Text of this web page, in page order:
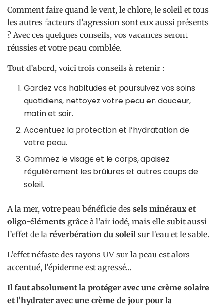
Comment faire quand le vent, le chlore, le soleil et tous
les autres facteurs d’agression sont eux aussi présents
? Avec ces quelques conseils, vos vacances seront
réussies et votre peau comblée.
Tout d’abord, voici trois conseils à retenir :
Gardez vos habitudes et poursuivez vos soins
quotidiens, nettoyez votre peau en douceur,
matin et soir.
Accentuez la protection et l’hydratation de
votre peau.
Gommez le visage et le corps, apaisez
régulièrement les brûlures et autres coups de
soleil.
A la mer, votre peau bénéficie des sels minéraux et
oligo-éléments grâce à l’air iodé, mais elle subit aussi
l’effet de la réverbération du soleil sur l’eau et le sable.
L’effet néfaste des rayons UV sur la peau est alors
accentué, l’épiderme est agressé…
Il faut absolument la protéger avec une crème solaire
et l’hydrater avec une crème de jour pour la